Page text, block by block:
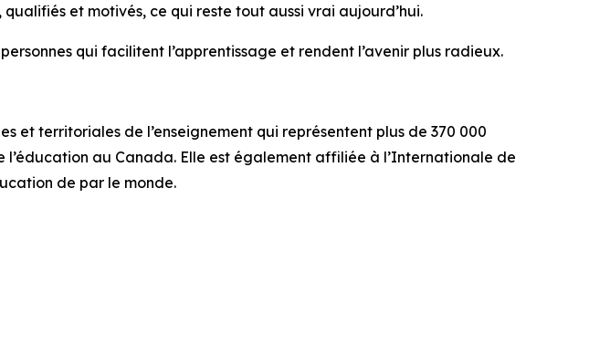
et motivés, ce qui reste tout aussi vrai aujourd’hui.
qui facilitent l’apprentissage et rendent l’avenir plus radieux.
et territoriales de l’enseignement qui représentent plus de 370 000
au Canada. Elle est également affiliée à l’Internationale de
de par le monde.